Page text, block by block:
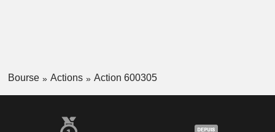
Bourse Actions Action 600305